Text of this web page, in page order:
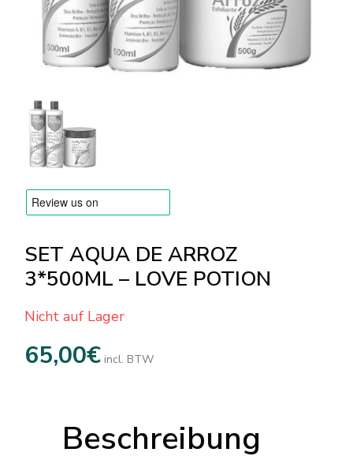
Versandarten & Zahlungsarten
Kontakt
SET AQUA DE ARROZ
3*500ML – LOVE POTION
Nicht auf Lager
65,00€ incl. BTW
Beschreibung